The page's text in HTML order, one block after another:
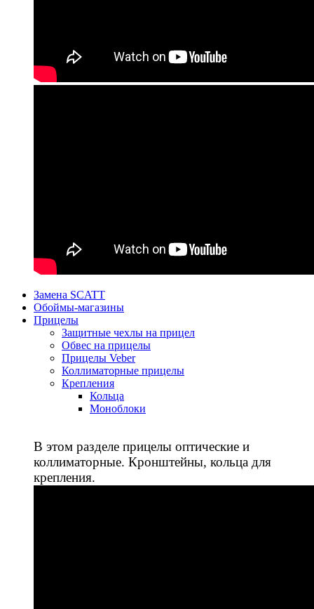
Замена SCATT
Обоймы-магазины
Прицелы
Защитные чехлы на прицел
Обвес на прицелы
Прицелы Veber
Коллиматорные прицелы
Крепления
Кольца
Моноблоки
В этом разделе прицелы оптические и
коллиматорные. Кронштейны, кольца для
крепления.